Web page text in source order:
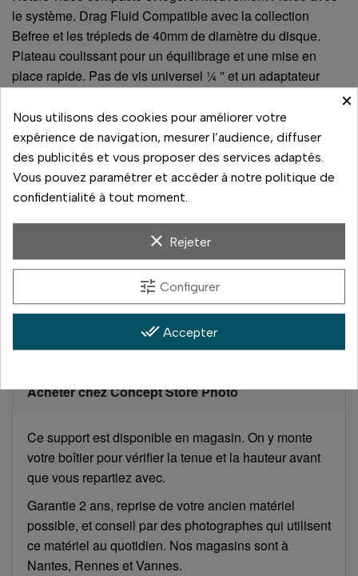
le système. Drag Fluid Compatible avec la collection
Befree et les trépieds de 40mm de diamètre du disque.
Plateau coulissant pour un équilibrage et une mise en
place rapide. Pas de vis universel ¼ '' et un adaptateur
À voir aussi sur la boutique
Dans le même rayon, à comparer en magasin :
678 BASE PLIANTE POUR MONOPODE(59 €)
BRAS FLEXIBLE(49 €)
COLONNE CENTRALE 556B BOL 50MM
magic arm + plateau rapide(195 €)
Acheter chez Concept Store Photo
Ce support est disponible en magasin. On y monte
votre boîtier pour vérifier la tenue et la hauteur avant
que vous repartiez avec.
Garantie 2 ans, reprise de votre ancien matériel
possible, et conseil par des photographes qui utilisent
ce matériel au quotidien. Nos magasins sont à
Nantes, Rennes et Vannes.
×
Nous utilisons des cookies pour améliorer votre
expérience de navigation, mesurer l’audience, diffuser
des publicités et vous proposer des services adaptés.
Vous pouvez paramétrer et accéder à notre politique de
confidentialité à tout moment.
clear Rejeter
tune Configurer
done_all Accepter